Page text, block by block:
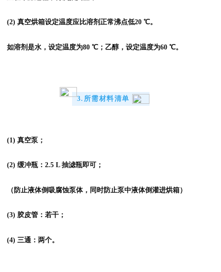
(2) 真空烘箱设定温度应比溶剂正常沸点低20 ℃。
如溶剂是水，设定温度为80 ℃；乙醇，设定温度为60 ℃。
3.所需材料清单
(1) 真空泵；
(2) 缓冲瓶：2.5 L 抽滤瓶即可；
（防止液体倒吸腐蚀泵体，同时防止泵中液体倒灌进烘箱）
(3) 胶皮管：若干；
(4) 三通：两个。